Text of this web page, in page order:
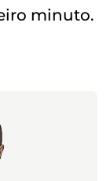
minuto.